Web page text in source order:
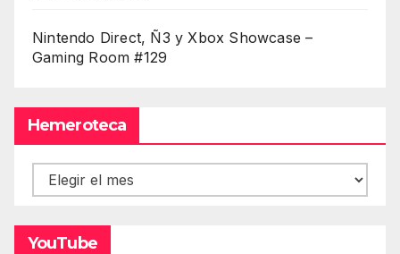
Nintendo Direct, Ñ3 y Xbox Showcase –
Gaming Room #129
Hemeroteca
Hemeroteca
YouTube